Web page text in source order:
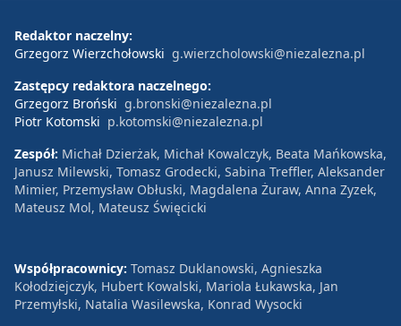
Redaktor naczelny:
Grzegorz Wierzchołowski g.wierzcholowski@niezalezna.pl
Zastępcy redaktora naczelnego:
Grzegorz Broński g.bronski@niezalezna.pl
Piotr Kotomski p.kotomski@niezalezna.pl
Zespół: Michał Dzierżak, Michał Kowalczyk, Beata Mańkowska,
Janusz Milewski, Tomasz Grodecki, Sabina Treffler, Aleksander
Mimier, Przemysław Obłuski, Magdalena Żuraw, Anna Zyzek,
Mateusz Mol, Mateusz Święcicki
Współpracownicy: Tomasz Duklanowski, Agnieszka
Kołodziejczyk, Hubert Kowalski, Mariola Łukawska, Jan
Przemyłski, Natalia Wasilewska, Konrad Wysocki